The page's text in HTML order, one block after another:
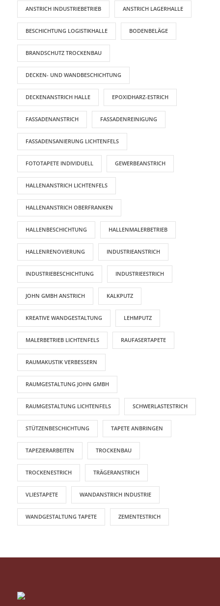
ANSTRICH INDUSTRIEBETRIEB ANSTRICH LAGERHALLE
BESCHICHTUNG LOGISTIKHALLE BODENBELÄGE
BRANDSCHUTZ TROCKENBAU
DECKEN- UND WANDBESCHICHTUNG
DECKENANSTRICH HALLE EPOXIDHARZ-ESTRICH
FASSADENANSTRICH FASSADENREINIGUNG
FASSADENSANIERUNG LICHTENFELS
FOTOTAPETE INDIVIDUELL GEWERBEANSTRICH
HALLENANSTRICH LICHTENFELS
HALLENANSTRICH OBERFRANKEN
HALLENBESCHICHTUNG HALLENMALERBETRIEB
HALLENRENOVIERUNG INDUSTRIEANSTRICH
INDUSTRIEBESCHICHTUNG INDUSTRIEESTRICH
JOHN GMBH ANSTRICH KALKPUTZ
KREATIVE WANDGESTALTUNG LEHMPUTZ
MALERBETRIEB LICHTENFELS RAUFASERTAPETE
RAUMAKUSTIK VERBESSERN
RAUMGESTALTUNG JOHN GMBH
RAUMGESTALTUNG LICHTENFELS SCHWERLASTESTRICH
STÜTZENBESCHICHTUNG TAPETE ANBRINGEN
TAPEZIERARBEITEN TROCKENBAU
TROCKENESTRICH TRÄGERANSTRICH
VLIESTAPETE WANDANSTRICH INDUSTRIE
WANDGESTALTUNG TAPETE ZEMENTESTRICH